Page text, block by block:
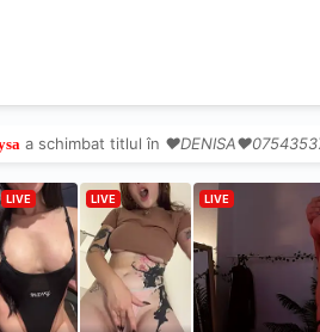
a schimbat titlul în